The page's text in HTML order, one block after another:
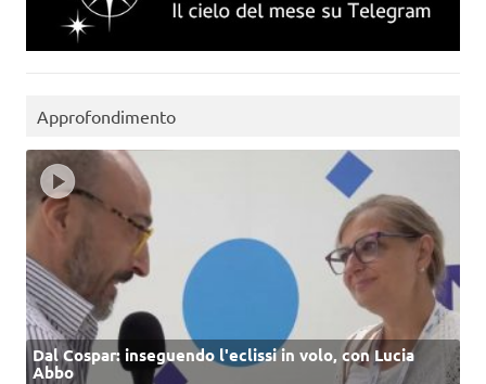
Approfondimento
Dal Cospar: inseguendo l'eclissi in volo, con Lucia
Abbo